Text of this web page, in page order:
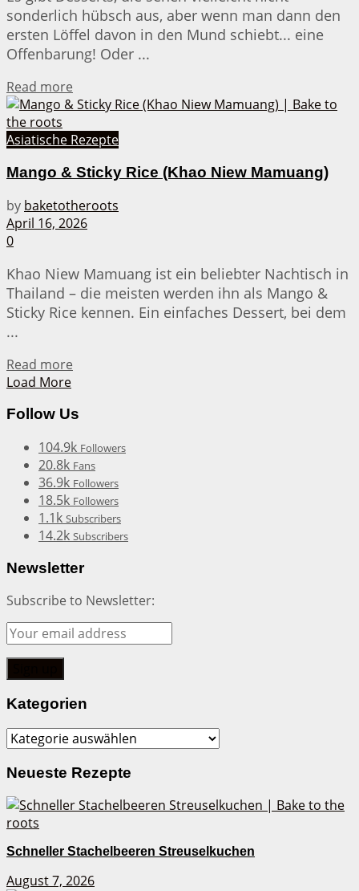
sonderlich hübsch aus, aber wenn man dann den
ersten Löffel davon in den Mund schiebt... eine
Offenbarung! Oder ...
Read more
Asiatische Rezepte
Mango & Sticky Rice (Khao Niew Mamuang)
by baketotheroots
April 16, 2026
0
Khao Niew Mamuang ist ein beliebter Nachtisch in
Thailand – die meisten werden ihn als Mango &
Sticky Rice kennen. Ein einfaches Dessert, bei dem
...
Read more
Load More
Follow Us
104.9k Followers
20.8k Fans
36.9k Followers
18.5k Followers
1.1k Subscribers
14.2k Subscribers
Newsletter
Subscribe to Newsletter:
Kategorien
Kategorien
Neueste Rezepte
Schneller Stachelbeeren Streuselkuchen
August 7, 2026